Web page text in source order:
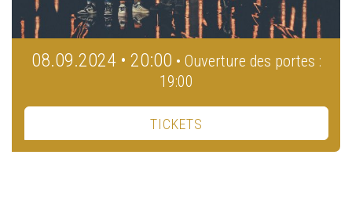
08.09.2024 • 20:00 • Ouverture des portes :
19:00
TICKETS